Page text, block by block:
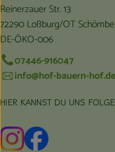
Reinerzauer Str. 13
72290 Loßburg/OT
DE-ÖKO-006
07446-916047
info@hof-bauern-hof.de
HIER KANNST DU UNS
Externer Link zu
Externer Link